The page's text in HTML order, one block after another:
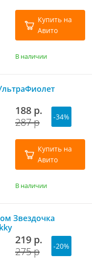
Купить на
Авито
В наличии
188 р.
287 р
-34%
Купить на
Авито
В наличии
Звездочка
219 р.
275 р
-20%